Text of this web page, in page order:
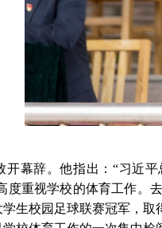
开幕辞。他指出：“习近
度重视学校的体育工作。
生校园足球联赛冠军，取